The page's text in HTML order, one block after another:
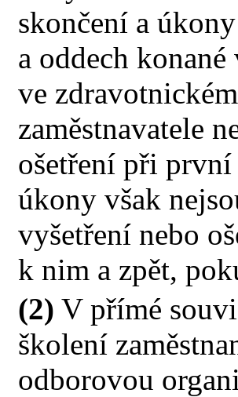
skončení a
a oddech
ve
zaměstnavatele
ošetření při
úkony však
vyšetření nebo
k nim a zpět,
(2) V přímé
školení
odborovou